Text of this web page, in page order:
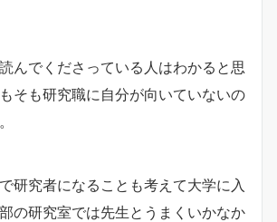
んでくださっている人はわかると思
そも研究職に自分が向いていないの
研究者になることも考えて大学に入
の研究室では先生とうまくいかなか